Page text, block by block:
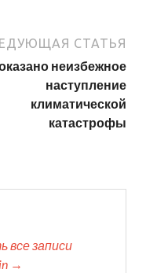
СТАТЬЯ
неизбежное
наступление
климатической
катастрофы
все записи
→